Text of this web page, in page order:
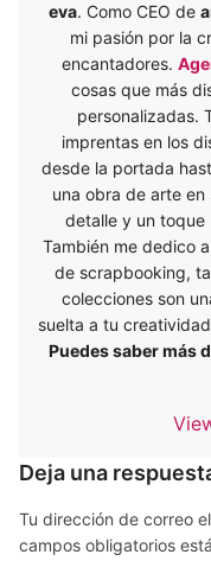
eva. Como CEO de
mi pasión por la
encantadores.
cosas que más
personalizadas.
imprentas en los
desde la portada
una obra de arte
detalle y un toque
También me dedico
de scrapbooking,
colecciones son
suelta a tu
Puedes saber más
Deja una
Tu dirección de correo
campos obligatorios